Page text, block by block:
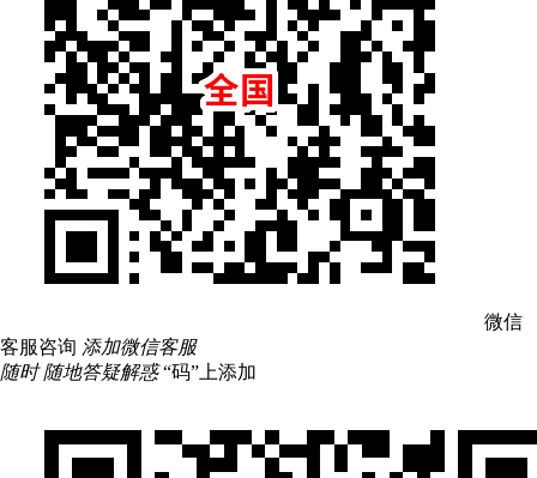
微信
客服咨询 添加微信客服
随时 随地答疑解惑 “码”上添加